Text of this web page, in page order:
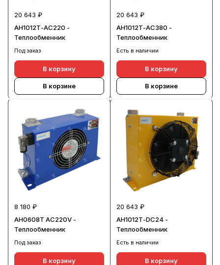
20 643 ₽
AH1012Т-AC220 -
Теплообменник
Под заказ
В корзину
В корзине
20 643 ₽
AH1012Т-AC380 -
Теплообменник
Есть в наличии
В корзину
В корзине
8 180 ₽
AH0608T AC220V -
Теплообменник
Под заказ
В корзину
20 643 ₽
AH1012Т-DC24 -
Теплообменник
Есть в наличии
В корзину